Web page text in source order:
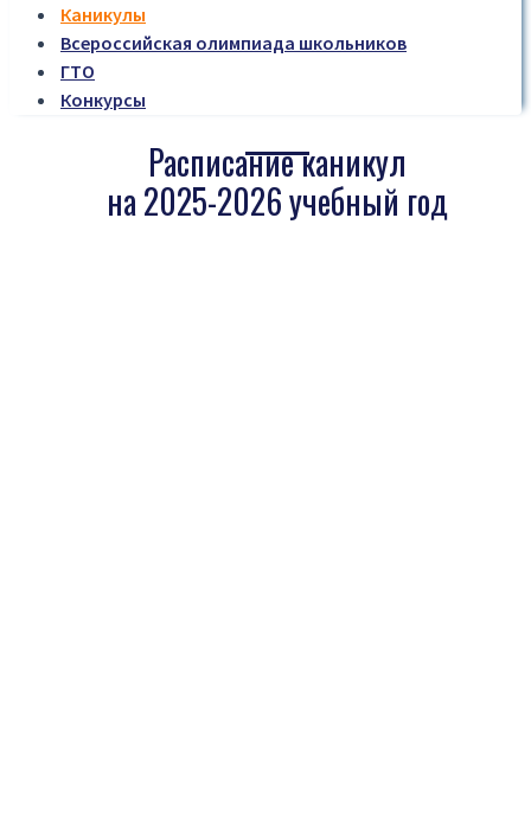
Каникулы
Всероссийская олимпиада школьников
ГТО
Конкурсы
Расписание каникул
на 2025-2026 учебный год